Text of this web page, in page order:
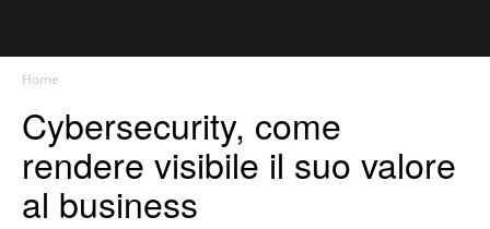
Home
Cybersecurity, come
rendere visibile il suo valore
al business